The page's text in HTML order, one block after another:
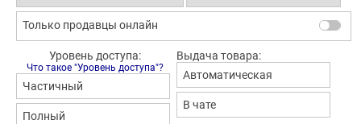
Только продавцы онлайн
Уровень доступа:
Что такое "Уровень доступа"?
Частичный
Полный
Выдача товара:
Автоматическая
В чате